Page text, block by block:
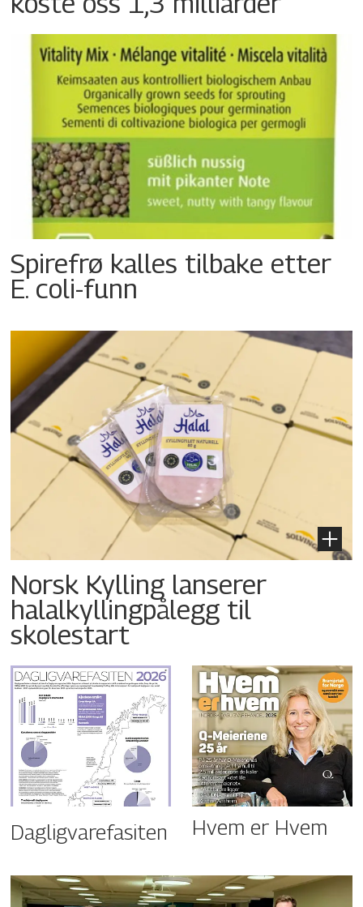
Spirefrø kalles tilbake etter
E. coli-funn
Norsk Kylling lanserer
halalkyllingpålegg til
skolestart
Dagligvarefasiten Hvem er Hvem